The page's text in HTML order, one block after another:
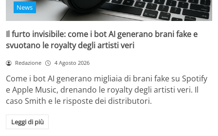
News
Il furto invisibile: come i bot AI generano brani fake e
svuotano le royalty degli artisti veri
Redazione 4 Agosto 2026
Come i bot AI generano migliaia di brani fake su Spotify
e Apple Music, drenando le royalty degli artisti veri. Il
caso Smith e le risposte dei distributori.
Leggi di più